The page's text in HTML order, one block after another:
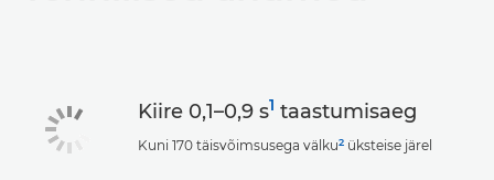
Kiire 0,1–0,9 s1 taastumisaeg
Kuni 170 täisvõimsusega välku2 üksteise järel